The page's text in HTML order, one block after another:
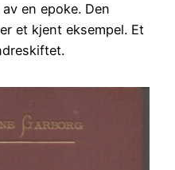
en epoke. Den
et kjent eksempel. Et